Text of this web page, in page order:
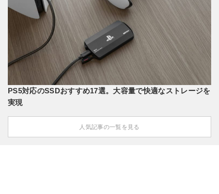
PS5対応のSSDおすすめ17選。大容量で快適なストレージを
実現
人気記事の一覧を見る